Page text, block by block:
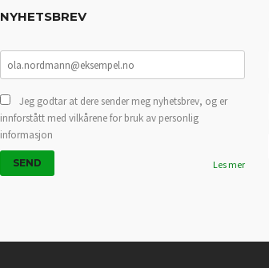
NYHETSBREV
Jeg godtar at dere sender meg nyhetsbrev, og er
innforstått med vilkårene for bruk av personlig
informasjon
Les mer